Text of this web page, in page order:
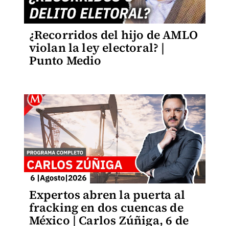
¿Recorridos del hijo de AMLO
violan la ley electoral? |
Punto Medio
Expertos abren la puerta al
fracking en dos cuencas de
México | Carlos Zúñiga, 6 de